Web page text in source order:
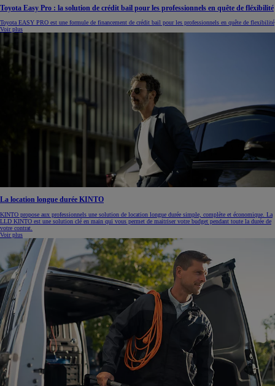
Toyota Easy Pro : la solution de crédit bail pour les professionnels en quête de fléxibilité
Toyota EASY PRO est une formule de financement de crédit bail pour les professionnels en quête de flexibilité
Voir plus
La location longue durée KINTO
KINTO propose aux professionnels une solution de location longue durée simple, complète et économique. La
LLD KINTO est une solution clé en main qui vous permet de maitriser votre budget pendant toute la durée de
votre contrat.
Voir plus